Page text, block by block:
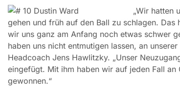
„Wir hatten
gehen und früh auf den Ball zu schlagen.
wir uns ganz am Anfang noch etwas schwer
haben uns nicht entmutigen lassen, an
Headcoach Jens Hawlitzky. „Unser
eingefügt. Mit ihm haben wir auf jeden Fall
gewonnen.“